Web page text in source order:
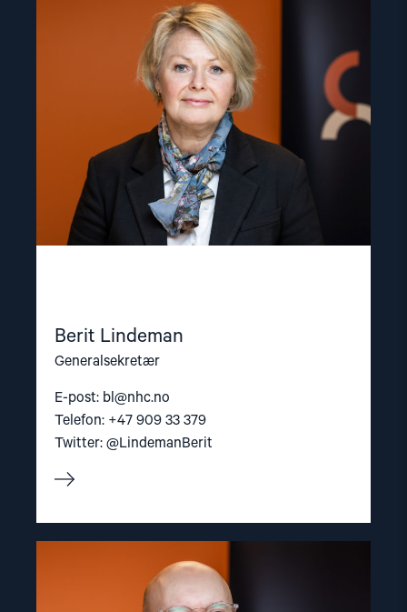
Berit Lindeman
Generalsekretær
E-post: bl@nhc.no
Telefon: +47 909 33 379
Twitter: @LindemanBerit
article
"Berit
Lindeman"
article
"Dag